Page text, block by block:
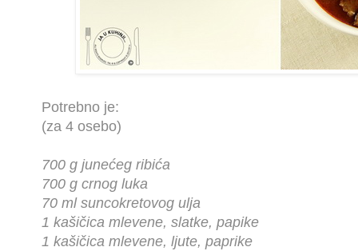
Potrebno je:
(za 4 osebo)
700 g junećeg ribića
700 g crnog luka
70 ml suncokretovog ulja
1 kašičica mlevene, slatke, papike
1 kašičica mlevene, ljute, paprike